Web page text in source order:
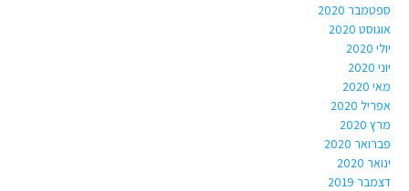
ספטמבר 2020
אוגוסט 2020
יולי 2020
יוני 2020
מאי 2020
אפריל 2020
מרץ 2020
פברואר 2020
ינואר 2020
דצמבר 2019